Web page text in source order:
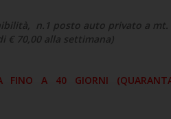
n.1 posto auto privato a mt.
€ 70,00 alla settimana)
FINO A 40 GIORNI